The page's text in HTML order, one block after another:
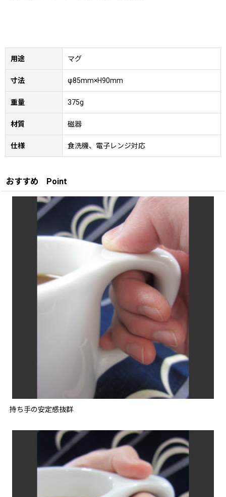
用途 マグ
寸法 φ85mm×H90mm
重量 375g
材質 磁器
仕様 食洗機、電子レンジ対応
おすすめ Point
持ち手の安定感抜群